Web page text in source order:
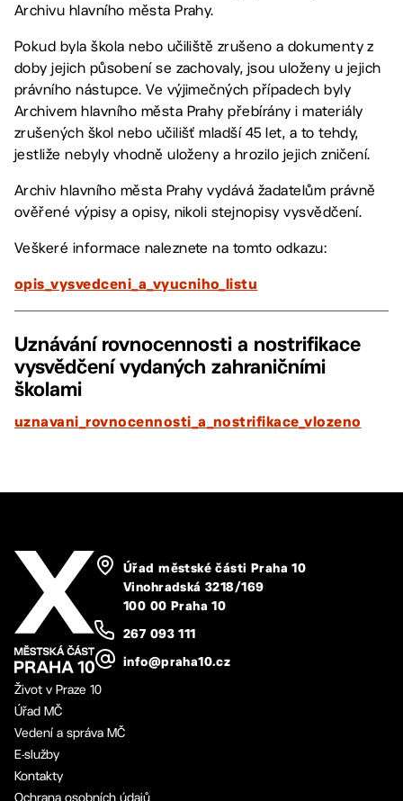
Archivu hlavního města Prahy.
Pokud byla škola nebo učiliště zrušeno a dokumenty z
doby jejich působení se zachovaly, jsou uloženy u jejich
právního nástupce. Ve výjimečných případech byly
Archivem hlavního města Prahy přebírány i materiály
zrušených škol nebo učilišť mladší 45 let, a to tehdy,
jestliže nebyly vhodně uloženy a hrozilo jejich zničení.
Archiv hlavního města Prahy vydává žadatelům právně
ověřené výpisy a opisy, nikoli stejnopisy vysvědčení.
Veškeré informace naleznete na tomto odkazu:
opis_vysvedceni_a_vyucniho_listu
Uznávání rovnocennosti a nostrifikace
vysvědčení vydaných zahraničními
školami
uznavani_rovnocennosti_a_nostrifikace_vlozeno
Úřad městské části Praha 10
Vinohradská 3218/169
100 00 Praha 10
267 093 111
info@praha10.cz
Život v Praze 10
Úřad MČ
Vedení a správa MČ
E-služby
Kontakty
Ochrana osobních údajů